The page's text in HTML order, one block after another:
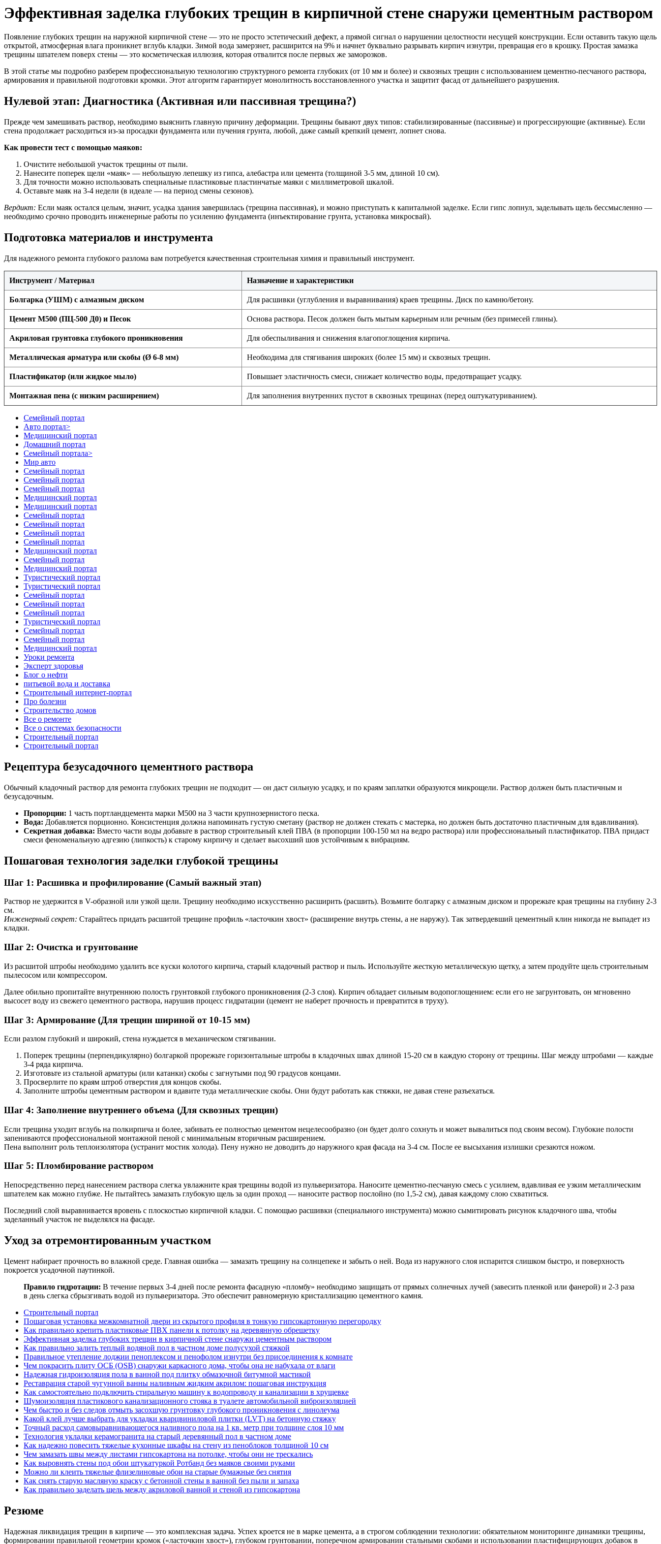
Эффективная заделка глубоких трещин в кирпичной стене снаружи цементным раствором
Появление глубоких трещин на наружной кирпичной стене — это не просто эстетический дефект, а прямой сигнал о нарушении целостности несущей конструкции. Если оставить такую щель
открытой, атмосферная влага проникнет вглубь кладки. Зимой вода замерзнет, расширится на 9% и начнет буквально разрывать кирпич изнутри, превращая его в крошку. Простая замазка
трещины шпателем поверх стены — это косметическая иллюзия, которая отвалится после первых же заморозков.
В этой статье мы подробно разберем профессиональную технологию структурного ремонта глубоких (от 10 мм и более) и сквозных трещин с использованием цементно-песчаного раствора,
армирования и правильной подготовки кромки. Этот алгоритм гарантирует монолитность восстановленного участка и защитит фасад от дальнейшего разрушения.
Нулевой этап: Диагностика (Активная или пассивная трещина?)
Прежде чем замешивать раствор, необходимо выяснить главную причину деформации. Трещины бывают двух типов: стабилизированные (пассивные) и прогрессирующие (активные). Если
стена продолжает расходиться из-за просадки фундамента или пучения грунта, любой, даже самый крепкий цемент, лопнет снова.
Как провести тест с помощью маяков:
Очистите небольшой участок трещины от пыли.
Нанесите поперек щели «маяк» — небольшую лепешку из гипса, алебастра или цемента (толщиной 3-5 мм, длиной 10 см).
Для точности можно использовать специальные пластиковые пластинчатые маяки с миллиметровой шкалой.
Оставьте маяк на 3-4 недели (в идеале — на период смены сезонов).
Вердикт: Если маяк остался целым, значит, усадка здания завершилась (трещина пассивная), и можно приступать к капитальной заделке. Если гипс лопнул, заделывать щель бессмысленно —
необходимо срочно проводить инженерные работы по усилению фундамента (инъектирование грунта, установка микросвай).
Подготовка материалов и инструмента
Для надежного ремонта глубокого разлома вам потребуется качественная строительная химия и правильный инструмент.
Инструмент / Материал Назначение и характеристики
Болгарка (УШМ) с алмазным диском Для расшивки (углубления и выравнивания) краев трещины. Диск по камню/бетону.
Цемент М500 (ПЦ-500 Д0) и Песок Основа раствора. Песок должен быть мытым карьерным или речным (без примесей глины).
Акриловая грунтовка глубокого проникновения Для обеспыливания и снижения влагопоглощения кирпича.
Металлическая арматура или скобы (Ø 6-8 мм) Необходима для стягивания широких (более 15 мм) и сквозных трещин.
Пластификатор (или жидкое мыло) Повышает эластичность смеси, снижает количество воды, предотвращает усадку.
Монтажная пена (с низким расширением) Для заполнения внутренних пустот в сквозных трещинах (перед оштукатуриванием).
Семейный портал
Авто портал>
Медицинский портал
Домашний портал
Семейный порталa>
Мир авто
Семейный портал
Семейный портал
Семейный портал
Медицинский портал
Медицинский портал
Семейный портал
Семейный портал
Семейный портал
Семейный портал
Медицинский портал
Семейный портал
Медицинский портал
Туристический портал
Туристический портал
Семейный портал
Семейный портал
Семейный портал
Туристический портал
Семейный портал
Семейный портал
Медицинский портал
Уроки ремонта
Эксперт здоровья
Блог о нефти
питьевой вода и доставка
Строительный интернет-портал
Про болезни
Строительство домов
Все о ремонте
Все о системах безопасности
Строительный портал
Строительный портал
Рецептура безусадочного цементного раствора
Обычный кладочный раствор для ремонта глубоких трещин не подходит — он даст сильную усадку, и по краям заплатки образуются микрощели. Раствор должен быть пластичным и
безусадочным.
Пропорции: 1 часть портландцемента марки М500 на 3 части крупнозернистого песка.
Вода: Добавляется порционно. Консистенция должна напоминать густую сметану (раствор не должен стекать с мастерка, но должен быть достаточно пластичным для вдавливания).
Секретная добавка: Вместо части воды добавьте в раствор строительный клей ПВА (в пропорции 100-150 мл на ведро раствора) или профессиональный пластификатор. ПВА придаст
смеси феноменальную адгезию (липкость) к старому кирпичу и сделает высохший шов устойчивым к вибрациям.
Пошаговая технология заделки глубокой трещины
Шаг 1: Расшивка и профилирование (Самый важный этап)
Раствор не удержится в V-образной или узкой щели. Трещину необходимо искусственно расширить (расшить). Возьмите болгарку с алмазным диском и прорежьте края трещины на глубину 2-3
см.
Инженерный секрет: Старайтесь придать расшитой трещине профиль «ласточкин хвост» (расширение внутрь стены, а не наружу). Так затвердевший цементный клин никогда не выпадет из
кладки.
Шаг 2: Очистка и грунтование
Из расшитой штробы необходимо удалить все куски колотого кирпича, старый кладочный раствор и пыль. Используйте жесткую металлическую щетку, а затем продуйте щель строительным
пылесосом или компрессором.
Далее обильно пропитайте внутреннюю полость грунтовкой глубокого проникновения (2-3 слоя). Кирпич обладает сильным водопоглощением: если его не загрунтовать, он мгновенно
высосет воду из свежего цементного раствора, нарушив процесс гидратации (цемент не наберет прочность и превратится в труху).
Шаг 3: Армирование (Для трещин шириной от 10-15 мм)
Если разлом глубокий и широкий, стена нуждается в механическом стягивании.
Поперек трещины (перпендикулярно) болгаркой прорежьте горизонтальные штробы в кладочных швах длиной 15-20 см в каждую сторону от трещины. Шаг между штробами — каждые
3-4 ряда кирпича.
Изготовьте из стальной арматуры (или катанки) скобы с загнутыми под 90 градусов концами.
Просверлите по краям штроб отверстия для концов скобы.
Заполните штробы цементным раствором и вдавите туда металлические скобы. Они будут работать как стяжки, не давая стене разъехаться.
Шаг 4: Заполнение внутреннего объема (Для сквозных трещин)
Если трещина уходит вглубь на полкирпича и более, забивать ее полностью цементом нецелесообразно (он будет долго сохнуть и может вывалиться под своим весом). Глубокие полости
запениваются профессиональной монтажной пеной с минимальным вторичным расширением.
Пена выполнит роль теплоизолятора (устранит мостик холода). Пену нужно не доводить до наружного края фасада на 3-4 см. После ее высыхания излишки срезаются ножом.
Шаг 5: Пломбирование раствором
Непосредственно перед нанесением раствора слегка увлажните края трещины водой из пульверизатора. Наносите цементно-песчаную смесь с усилием, вдавливая ее узким металлическим
шпателем как можно глубже. Не пытайтесь замазать глубокую щель за один проход — наносите раствор послойно (по 1,5-2 см), давая каждому слою схватиться.
Последний слой выравнивается вровень с плоскостью кирпичной кладки. С помощью расшивки (специального инструмента) можно сымитировать рисунок кладочного шва, чтобы
заделанный участок не выделялся на фасаде.
Уход за отремонтированным участком
Цемент набирает прочность во влажной среде. Главная ошибка — замазать трещину на солнцепеке и забыть о ней. Вода из наружного слоя испарится слишком быстро, и поверхность
покроется усадочной паутинкой.
Правило гидротации: В течение первых 3-4 дней после ремонта фасадную «пломбу» необходимо защищать от прямых солнечных лучей (завесить пленкой или фанерой) и 2-3 раза
в день слегка сбрызгивать водой из пульверизатора. Это обеспечит равномерную кристаллизацию цементного камня.
Строительный портал
Пошаговая установка межкомнатной двери из скрытого профиля в тонкую гипсокартонную перегородку
Как правильно крепить пластиковые ПВХ панели к потолку на деревянную обрешетку
Эффективная заделка глубоких трещин в кирпичной стене снаружи цементным раствором
Как правильно залить теплый водяной пол в частном доме полусухой стяжкой
Правильное утепление лоджии пеноплексом и пенофолом изнутри без присоединения к комнате
Чем покрасить плиту ОСБ (OSB) снаружи каркасного дома, чтобы она не набухала от влаги
Надежная гидроизоляция пола в ванной под плитку обмазочной битумной мастикой
Реставрация старой чугунной ванны наливным жидким акрилом: пошаговая инструкция
Как самостоятельно подключить стиральную машину к водопроводу и канализации в хрущевке
Шумоизоляция пластикового канализационного стояка в туалете автомобильной виброизоляцией
Чем быстро и без следов отмыть засохшую грунтовку глубокого проникновения с линолеума
Какой клей лучше выбрать для укладки кварцвиниловой плитки (LVT) на бетонную стяжку
Точный расход самовыравнивающегося наливного пола на 1 кв. метр при толщине слоя 10 мм
Технология укладки керамогранита на старый деревянный пол в частном доме
Как надежно повесить тяжелые кухонные шкафы на стену из пеноблоков толщиной 10 см
Чем замазать швы между листами гипсокартона на потолке, чтобы они не трескались
Как выровнять стены под обои штукатуркой Ротбанд без маяков своими руками
Можно ли клеить тяжелые флизелиновые обои на старые бумажные без снятия
Как снять старую масляную краску с бетонной стены в ванной без пыли и запаха
Как правильно заделать щель между акриловой ванной и стеной из гипсокартона
Резюме
Надежная ликвидация трещин в кирпиче — это комплексная задача. Успех кроется не в марке цемента, а в строгом соблюдении технологии: обязательном мониторинге динамики трещины,
формировании правильной геометрии кромок («ласточкин хвост»), глубоком грунтовании, поперечном армировании стальными скобами и использовании пластифицирующих добавок в